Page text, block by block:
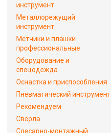
инструмент
Металлорежущий
инструмент
Метчики и плашки
профессиональные
Оборудование и
спецодежда
Оснастка и приспособления
Пневматический инструмент
Рекомендуем
Сверла
Слесарно-монтажный